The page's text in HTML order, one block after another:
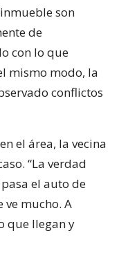
son
de
con lo que
mismo modo, la
conflictos
el área, la vecina
“La verdad
el auto de
ve mucho. A
que llegan y